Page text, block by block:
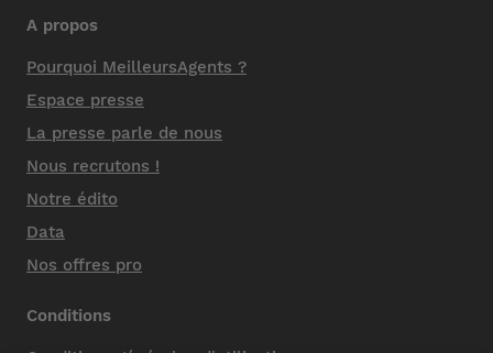
A propos
Pourquoi MeilleursAgents ?
Espace presse
La presse parle de nous
Nous recrutons !
Notre édito
Data
Nos offres pro
Conditions